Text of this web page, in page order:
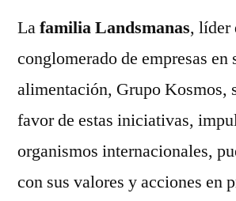
Lafamilia Landsmanas, líder
conglomerado de empresas en
alimentación, Grupo Kosmos,
favor de estas iniciativas,
organismos internacionales,
con sus valores y acciones en